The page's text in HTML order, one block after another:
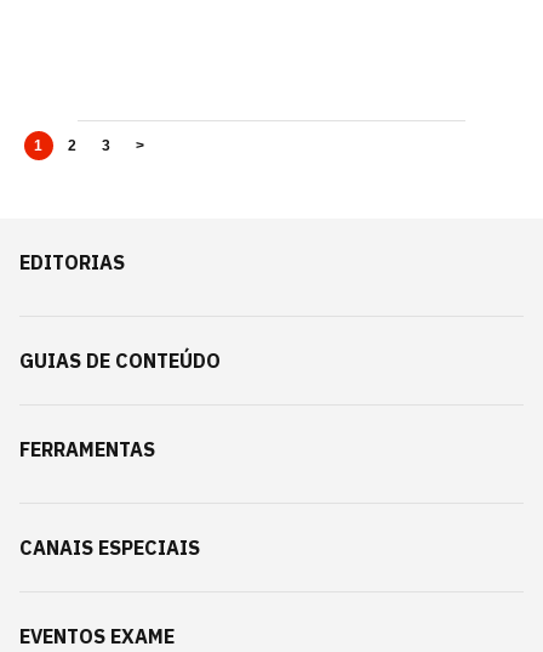
1 2 3 >
EDITORIAS
GUIAS DE CONTEÚDO
FERRAMENTAS
CANAIS ESPECIAIS
EVENTOS EXAME